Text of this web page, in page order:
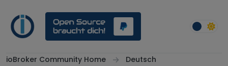
ioBroker Community Home
Deutsch